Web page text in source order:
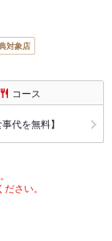
対象店
コース
代を無料】
さい。